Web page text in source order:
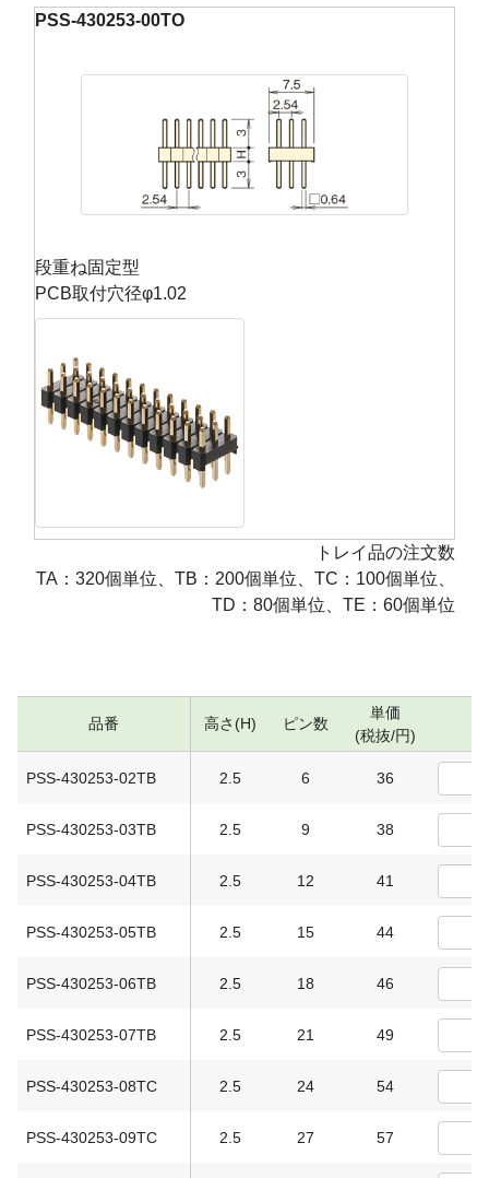
PSS-430253-00TO
段重ね固定型
PCB取付穴径φ1.02
トレイ品の注文数
TA：320個単位、TB：200個単位、TC：100個単位、
TD：80個単位、TE：60個単位
品番 高さ(H) ピン数
単価
(税抜/円)
PSS-430253-02TB 2.5 6 36
PSS-430253-03TB 2.5 9 38
PSS-430253-04TB 2.5 12 41
PSS-430253-05TB 2.5 15 44
PSS-430253-06TB 2.5 18 46
PSS-430253-07TB 2.5 21 49
PSS-430253-08TC 2.5 24 54
PSS-430253-09TC 2.5 27 57